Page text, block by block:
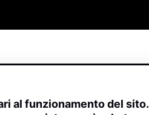
al funzionamento del